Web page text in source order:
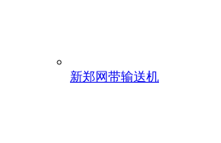
新郑网带输送机